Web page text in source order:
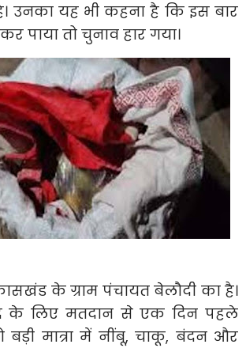
उनका यह भी कहना है कि इस बार
कर पाया तो चुनाव हार गया।
के ग्राम पंचायत बेलौदी का है।
के लिए मतदान से एक दिन पहले
बड़ी मात्रा में नींबू, चाकू, बंदन और